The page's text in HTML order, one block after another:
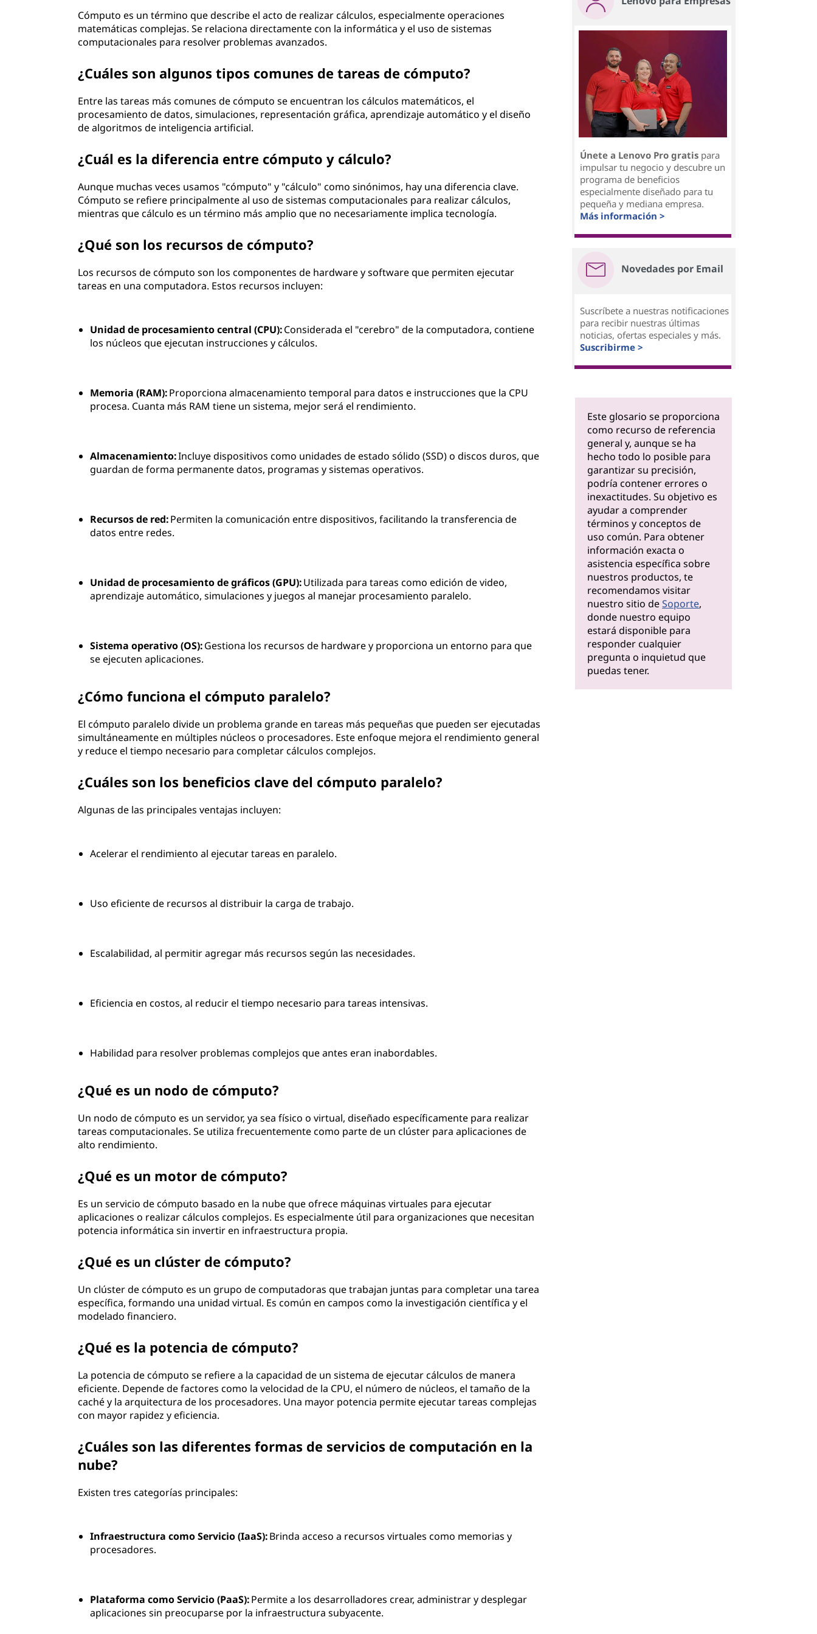
Cómputo es un término que describe el acto de realizar cálculos, especialmente operaciones
matemáticas complejas. Se relaciona directamente con la informática y el uso de sistemas
computacionales para resolver problemas avanzados.
¿Cuáles son algunos tipos comunes de tareas de cómputo?
Entre las tareas más comunes de cómputo se encuentran los cálculos matemáticos, el
procesamiento de datos, simulaciones, representación gráfica, aprendizaje automático y el diseño
de algoritmos de inteligencia artificial.
¿Cuál es la diferencia entre cómputo y cálculo?
Aunque muchas veces usamos "cómputo" y "cálculo" como sinónimos, hay una diferencia clave.
Cómputo se refiere principalmente al uso de sistemas computacionales para realizar cálculos,
mientras que cálculo es un término más amplio que no necesariamente implica tecnología.
¿Qué son los recursos de cómputo?
Los recursos de cómputo son los componentes de hardware y software que permiten ejecutar
tareas en una computadora. Estos recursos incluyen:
Unidad de procesamiento central (CPU):Considerada el "cerebro" de la computadora, contiene
los núcleos que ejecutan instrucciones y cálculos.
Memoria (RAM):Proporciona almacenamiento temporal para datos e instrucciones que la CPU
procesa. Cuanta más RAM tiene un sistema, mejor será el rendimiento.
Almacenamiento:Incluye dispositivos como unidades de estado sólido (SSD) o discos duros, que
guardan de forma permanente datos, programas y sistemas operativos.
Recursos de red:Permiten la comunicación entre dispositivos, facilitando la transferencia de
datos entre redes.
Unidad de procesamiento de gráficos (GPU):Utilizada para tareas como edición de video,
aprendizaje automático, simulaciones y juegos al manejar procesamiento paralelo.
Sistema operativo (OS):Gestiona los recursos de hardware y proporciona un entorno para que
se ejecuten aplicaciones.
¿Cómo funciona el cómputo paralelo?
El cómputo paralelo divide un problema grande en tareas más pequeñas que pueden ser ejecutadas
simultáneamente en múltiples núcleos o procesadores. Este enfoque mejora el rendimiento general
y reduce el tiempo necesario para completar cálculos complejos.
¿Cuáles son los beneficios clave del cómputo paralelo?
Algunas de las principales ventajas incluyen:
Acelerar el rendimiento al ejecutar tareas en paralelo.
Uso eficiente de recursos al distribuir la carga de trabajo.
Escalabilidad, al permitir agregar más recursos según las necesidades.
Eficiencia en costos, al reducir el tiempo necesario para tareas intensivas.
Habilidad para resolver problemas complejos que antes eran inabordables.
¿Qué es un nodo de cómputo?
Un nodo de cómputo es un servidor, ya sea físico o virtual, diseñado específicamente para realizar
tareas computacionales. Se utiliza frecuentemente como parte de un clúster para aplicaciones de
alto rendimiento.
¿Qué es un motor de cómputo?
Es un servicio de cómputo basado en la nube que ofrece máquinas virtuales para ejecutar
aplicaciones o realizar cálculos complejos. Es especialmente útil para organizaciones que necesitan
potencia informática sin invertir en infraestructura propia.
¿Qué es un clúster de cómputo?
Un clúster de cómputo es un grupo de computadoras que trabajan juntas para completar una tarea
específica, formando una unidad virtual. Es común en campos como la investigación científica y el
modelado financiero.
¿Qué es la potencia de cómputo?
La potencia de cómputo se refiere a la capacidad de un sistema de ejecutar cálculos de manera
eficiente. Depende de factores como la velocidad de la CPU, el número de núcleos, el tamaño de la
caché y la arquitectura de los procesadores. Una mayor potencia permite ejecutar tareas complejas
con mayor rapidez y eficiencia.
¿Cuáles son las diferentes formas de servicios de computación en la
nube?
Existen tres categorías principales:
Infraestructura como Servicio (IaaS):Brinda acceso a recursos virtuales como memorias y
procesadores.
Plataforma como Servicio (PaaS):Permite a los desarrolladores crear, administrar y desplegar
aplicaciones sin preocuparse por la infraestructura subyacente.
Únete a Lenovo Pro gratispara
impulsar tu negocio y descubre un
programa de beneficios
especialmente diseñado para tu
pequeña y mediana empresa.
Más información >
Novedades por Email
Suscríbete a nuestras notificaciones
para recibir nuestras últimas
noticias, ofertas especiales y más.
Suscribirme >
Este glosario se proporciona
como recurso de referencia
general y, aunque se ha
hecho todo lo posible para
garantizar su precisión,
podría contener errores o
inexactitudes. Su objetivo es
ayudar a comprender
términos y conceptos de
uso común. Para obtener
información exacta o
asistencia específica sobre
nuestros productos, te
recomendamos visitar
nuestro sitio deSoporte,
donde nuestro equipo
estará disponible para
responder cualquier
pregunta o inquietud que
puedas tener.